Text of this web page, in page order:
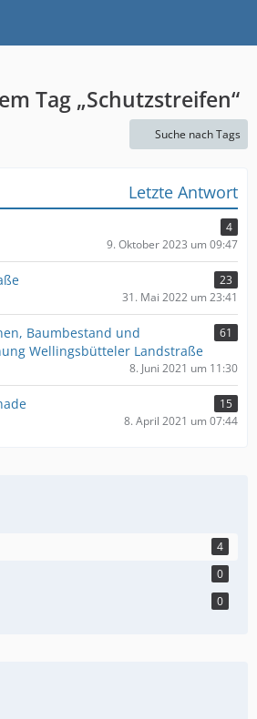
Tag „Schutzstreifen“
Suche nach Tags
Letzte Antwort
4
9. Oktober 2023 um 09:47
23
31. Mai 2022 um 23:41
Baumbestand und
Wellingsbütteler Landstraße
61
8. Juni 2021 um 11:30
15
8. April 2021 um 07:44
4
0
0